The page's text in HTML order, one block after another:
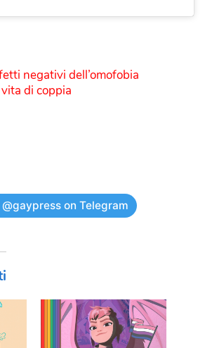
negativi dell’omofobia
di coppia
on Telegram